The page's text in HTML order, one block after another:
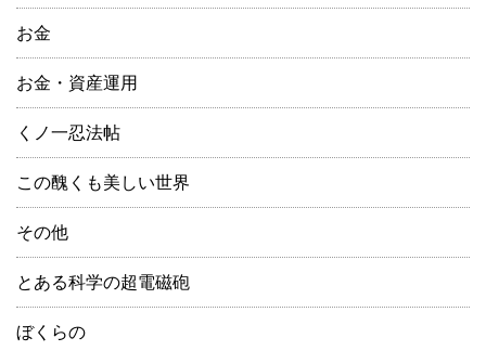
お金
お金・資産運用
くノ一忍法帖
この醜くも美しい世界
その他
とある科学の超電磁砲
ぼくらの